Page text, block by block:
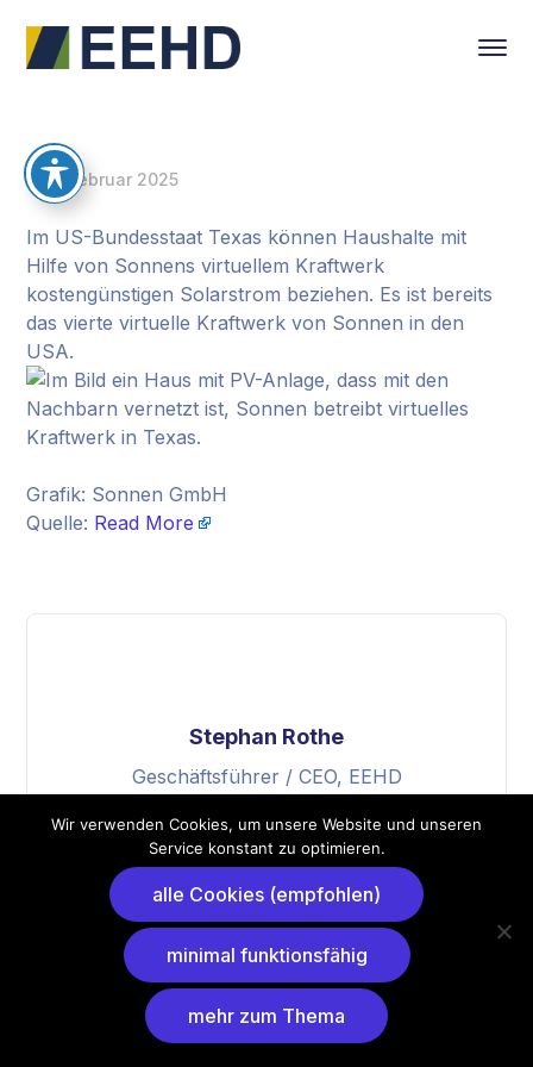
4. Februar 2025
Im US-Bundesstaat Texas können Haushalte mit
Hilfe von Sonnens virtuellem Kraftwerk
kostengünstigen Solarstrom beziehen. Es ist bereits
das vierte virtuelle Kraftwerk von Sonnen in den
USA.
Grafik: Sonnen GmbH
Quelle: Read More
Stephan Rothe
Geschäftsführer / CEO, EEHD
Distribution GmbH
Wir verwenden Cookies, um unsere Website und unseren
Service konstant zu optimieren.
alle Cookies (empfohlen)
minimal funktionsfähig
mehr zum Thema